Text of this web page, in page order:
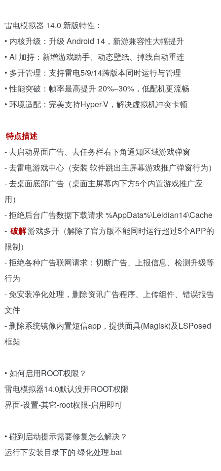
雷电模拟器 14.0 新版特性：
• 内核升级：升级 Android 14，新游兼容性大幅提升
• AI 加持：新增游戏助手、动态壁纸、掉线自动重连
• 多开管理：支持雷电5/9/14跨版本同时运行与管理
• 性能突破：帧率最高提升 20%–30%，低配机更流畅
• 环境适配：完美支持Hyper-V，解决虚拟机冲突卡顿
特点描述
- 去启动界面广告、去任务栏右下角通知区域游戏弹窗
- 去雷电游戏中心（安装 软件跳出主屏幕游戏推广弹窗行为）
- 去桌面底部广告（桌面主屏幕内下方5个内置游戏推广应
用）
- 拒绝后台广告数据下载请求 %AppData%\Leidian14\Cache
- 破解游戏多开（解除了官方版不能同时运行超过5个APP的
限制）
- 拒绝各种广告联网请求：切断广告、上报信息、检测升级等
行为
- 免安装净化处理，删除资讯广告程序、上传组件、错误报告
文件
- 删除系统镜像内置短信app，提供面具(Magisk)及LSPosed
框架
• 如何启用ROOT权限？
雷电模拟器14.0默认没开ROOT权限
界面-设置-其它-root权限-启用即可
• 碰到启动提示需要修复怎么解决？
运行下安装目录下的 绿化处理.bat